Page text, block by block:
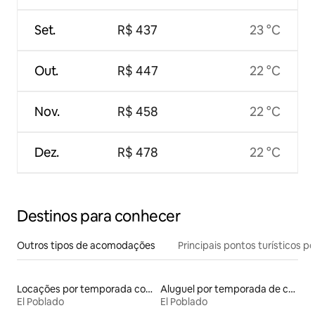
Set.
Out.
Nov.
Dez.
R$ 437
R$ 447
R$ 458
R$ 478
23 °C
22 °C
22 °C
22 °C
Destinos para conhecer
Outros tipos de acomodações Principais pontos turísticos
Locações por temporada com piscina
El Poblado
Aluguel por temporada de casas de hóspedes
El Poblado